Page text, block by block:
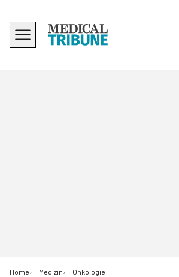
Home Medizin
Onkologie